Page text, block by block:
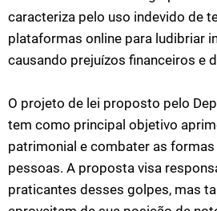
caracteriza pelo uso indevido de
plataformas online para ludibriar
causando prejuízos financeiros e
O projeto de lei proposto pelo
tem como principal objetivo
patrimonial e combater as
pessoas. A proposta visa
praticantes desses golpes, mas